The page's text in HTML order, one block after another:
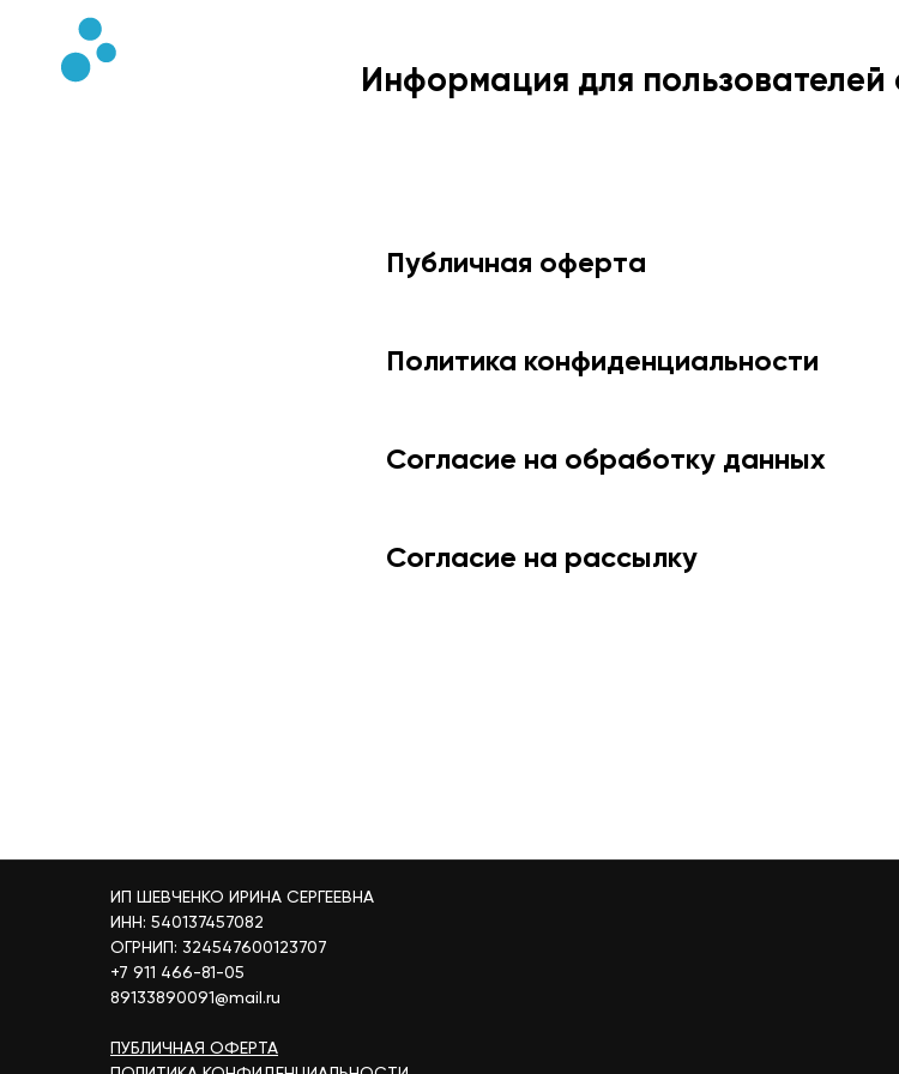
Информация для пользователей
Публичная оферта
Политика конфиденциальности
Согласие на обработку данных
Согласие на рассылку
ИП ШЕВЧЕНКО ИРИНА СЕРГЕЕВНА
ИНН: 540137457082
ОГРНИП: 324547600123707
+7 911 466-81-05
89133890091@mail.ru
ПУБЛИЧНАЯ ОФЕРТА